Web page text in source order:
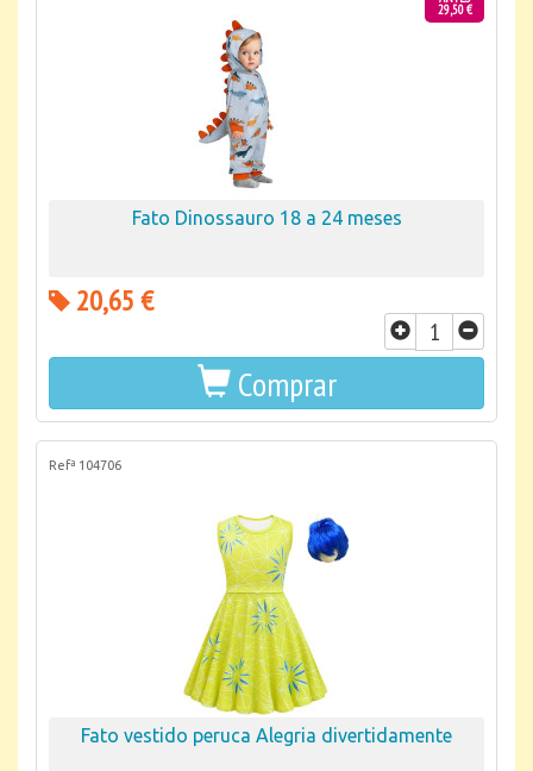
29,50 €
Fato Dinossauro 18 a 24 meses
20,65 €
Comprar
Refª 104706
Fato vestido peruca Alegria divertidamente